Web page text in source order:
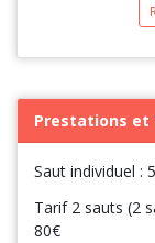
Prestations et
Saut individuel :
Tarif 2 sauts (2
80€